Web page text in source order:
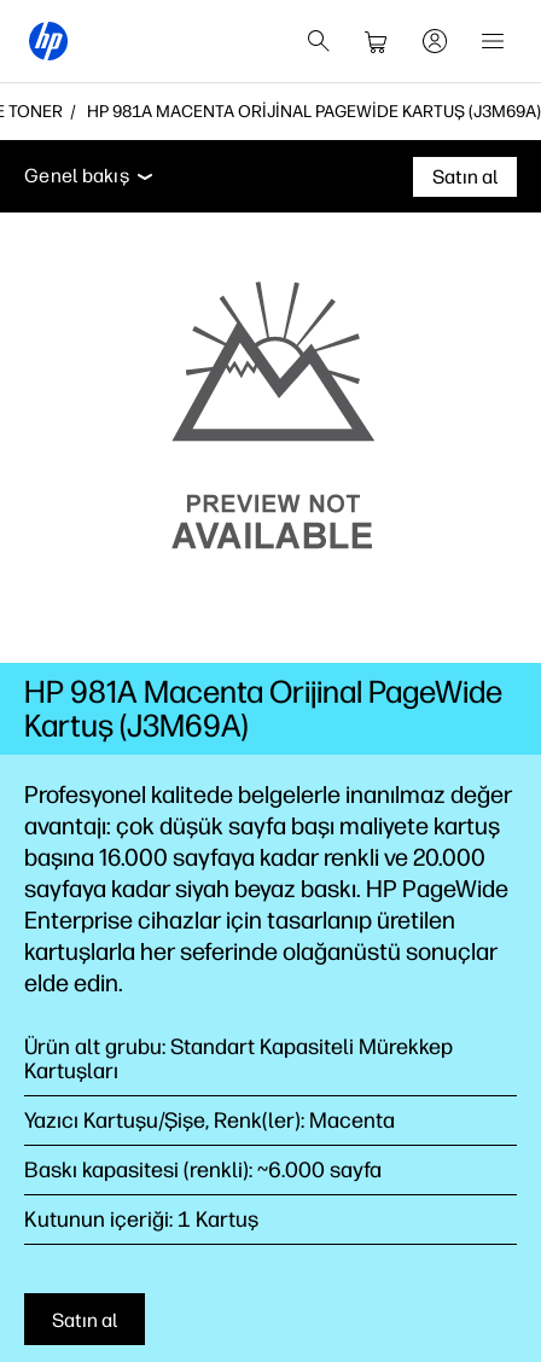
TONER HP 981A MACENTA ORIJINAL PAGEWIDE KARTUŞ (J3M69A)
Genel bakış Özellikler
Destek
Genel bakış
Satın al
Profesyonel kalitede belgelerle inanılmaz değer
avantajı: çok düşük sayfa başı maliyete kartuş
başına 16.000 sayfaya kadar renkli ve 20.000
sayfaya kadar siyah beyaz baskı. HP PageWide
Enterprise cihazlar için tasarlanıp üretilen
kartuşlarla her seferinde olağanüstü sonuçlar
elde edin.
Ürün alt grubu: Standart Kapasiteli Mürekkep
Kartuşları
Yazıcı Kartuşu/Şişe, Renk(ler): Macenta
Baskı kapasitesi (renkli): ~6.000 sayfa
Kutunun içeriği: 1 Kartuş
Satın al
HP 981A Macenta Orijinal PageWide
Kartuş (J3M69A)